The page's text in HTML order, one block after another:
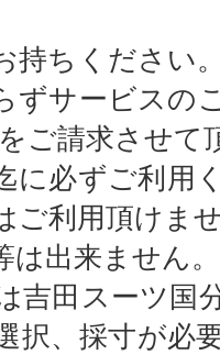
持ちください
ずサービスの
ご請求させて
に必ずご利用
ご利用頂けま
出来ません。
吉田スーツ国
択、採寸が必